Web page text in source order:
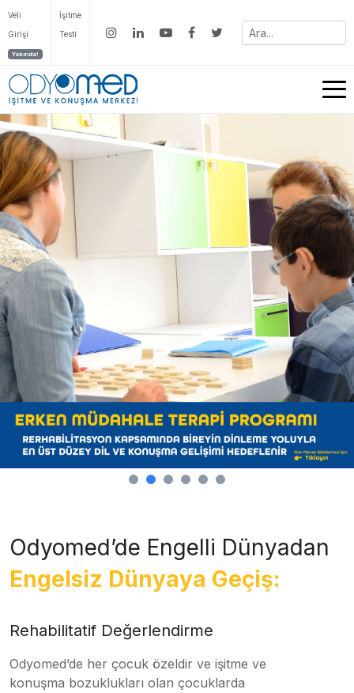
Veli
Girişi
Yakında!
İşitme
Testi
Odyomed’de Engelli Dünyadan
Engelsiz Dünyaya Geçiş:
Rehabilitatif Değerlendirme
Odyomed’de her çocuk özeldir ve işitme ve
konuşma bozuklukları olan çocuklarda